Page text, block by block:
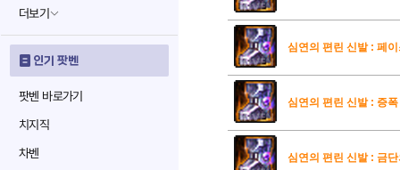
더보기
인기 팟벤
팟벤 바로가기
치지직
차벤
심연의 편린 신발 : 페
심연의 편린 신발 : 증폭
심연의 편린 신발 : 금